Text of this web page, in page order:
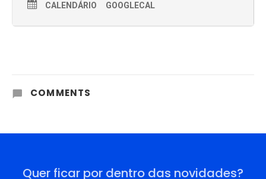
CALENDÁRIO GOOGLECAL
COMMENTS
Quer ficar por dentro das novidades?